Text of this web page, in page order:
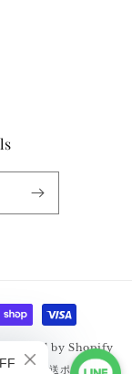
Powered by Shopify
約 配送ポリシー